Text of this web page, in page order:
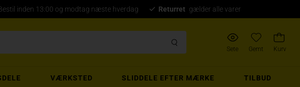
inden 13:00 og modtag næste hverdag Returret gælder alle varer
Sete Gemt Kurv
VÆRKSTED SLIDDELE EFTER MÆRKE TILBUD